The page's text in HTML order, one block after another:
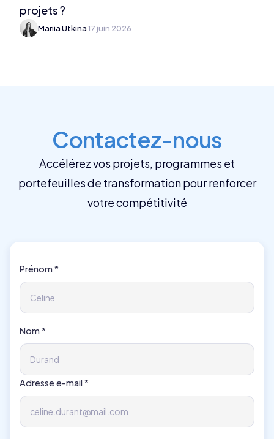
projets ?
Mariia Utkina17 juin 2026
Contactez-nous
Accélérez vos projets, programmes et
portefeuilles de transformation pour renforcer
votre compétitivité
Prénom *
Nom *
Adresse e-mail *